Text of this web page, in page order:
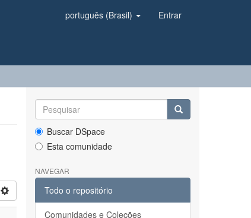
português (Brasil) Entrar
Buscar DSpace
Esta comunidade
NAVEGAR
Todo o repositório
Comunidades e Coleções